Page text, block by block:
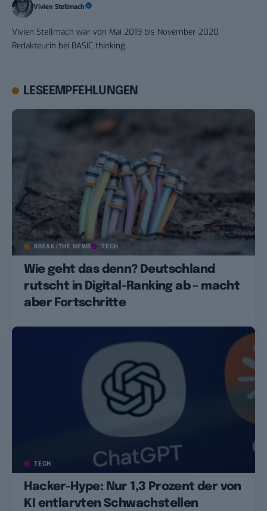
Vivien Stellmach
Vivien Stellmach war von Mai 2019 bis November 2020
Redakteurin bei BASIC thinking.
LESEEMPFEHLUNGEN
BREAK/THE NEWS TECH
Wie geht das denn? Deutschland
rutscht in Digital-Ranking ab – macht
aber Fortschritte
TECH
Hacker-Hype: Nur 1,3 Prozent der von
KI entlarvten Schwachstellen